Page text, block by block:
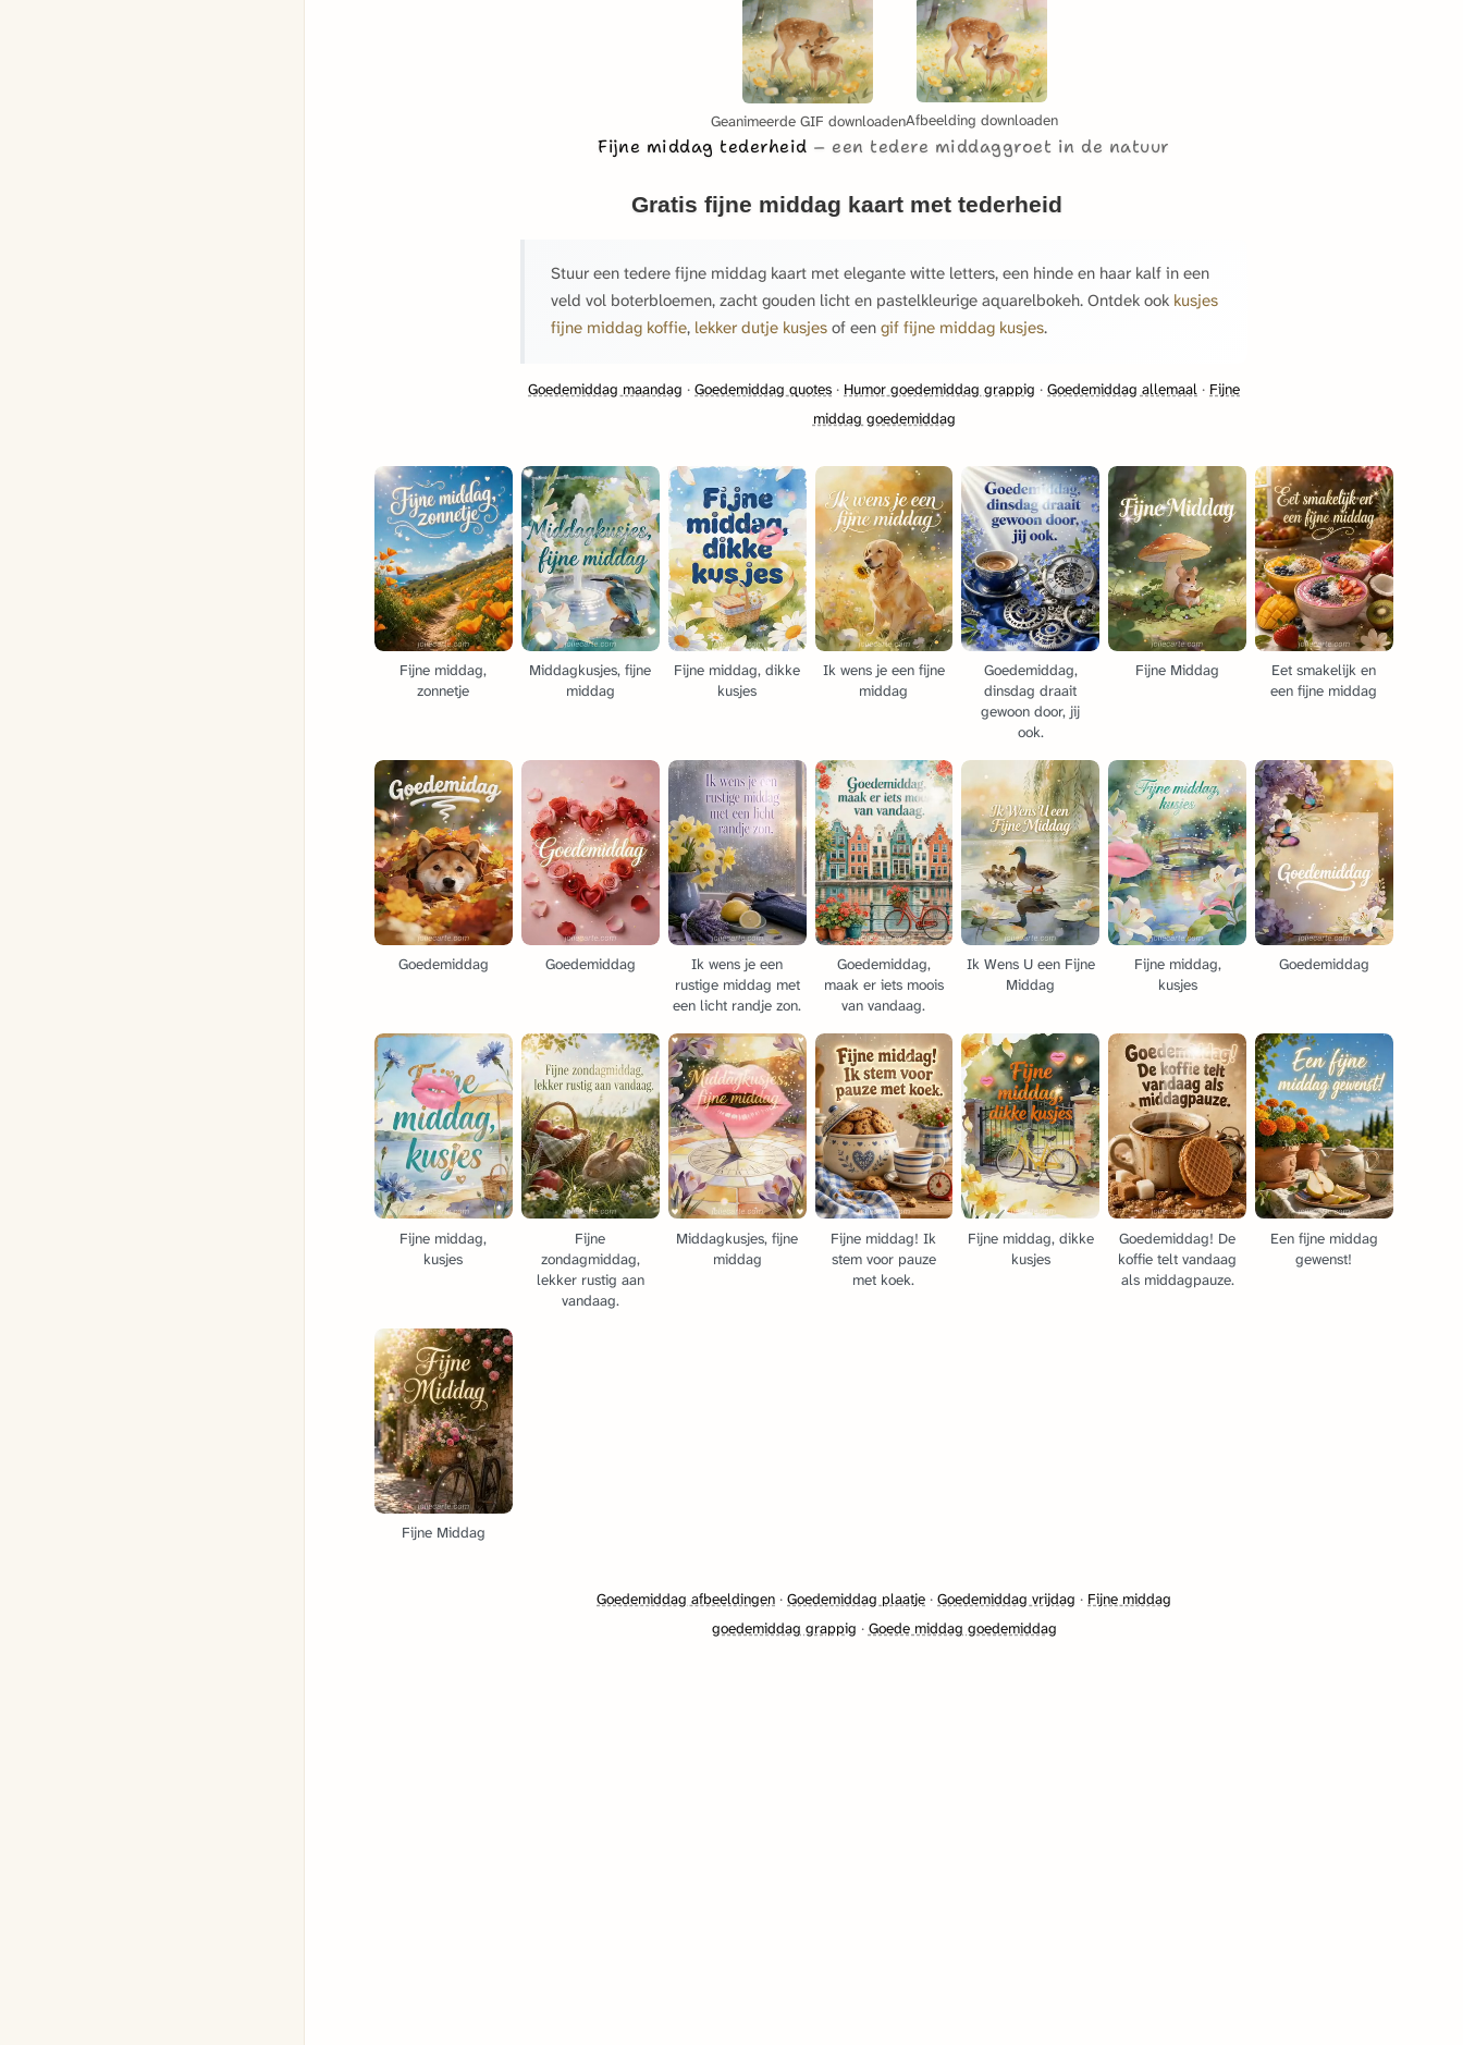
Geanimeerde GIF downloadenAfbeelding downloaden
Fijne middag tederheid een tedere middaggroet in de natuur
Gratis fijne middag kaart met tederheid
Stuur een tedere fijne middag kaart met elegante witte letters, een hinde en haar kalf in een
veld vol boterbloemen, zacht gouden licht en pastelkleurige aquarelbokeh. Ontdek ook kusjes
fijne middag koffie, lekker dutje kusjes of een gif fijne middag kusjes.
Goedemiddag maandag · Goedemiddag quotes · Humor goedemiddag grappig · Goedemiddag allemaal · Fijne
middag goedemiddag
Fijne middag,
zonnetje
Middagkusjes, fijne
middag
Fijne middag, dikke
kusjes
Ik wens je een fijne
middag
Goedemiddag,
dinsdag draait
gewoon door, jij
ook.
Fijne Middag
Eet smakelijk en
een fijne middag
Goedemiddag Goedemiddag
Ik wens je een
rustige middag met
een licht randje zon.
Goedemiddag,
maak er iets moois
van vandaag.
Ik Wens U een Fijne
Middag
Fijne middag,
kusjes
Goedemiddag
Fijne middag,
kusjes
Fijne
zondagmiddag,
lekker rustig aan
vandaag.
Middagkusjes, fijne
middag
Fijne middag! Ik
stem voor pauze
met koek.
Fijne middag, dikke
kusjes
Goedemiddag! De
koffie telt vandaag
als middagpauze.
Een fijne middag
gewenst!
Fijne Middag
Goedemiddag afbeeldingen · Goedemiddag plaatje · Goedemiddag vrijdag · Fijne middag
goedemiddag grappig · Goede middag goedemiddag